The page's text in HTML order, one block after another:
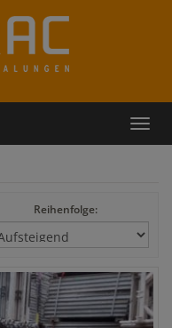
Reihenfolge: